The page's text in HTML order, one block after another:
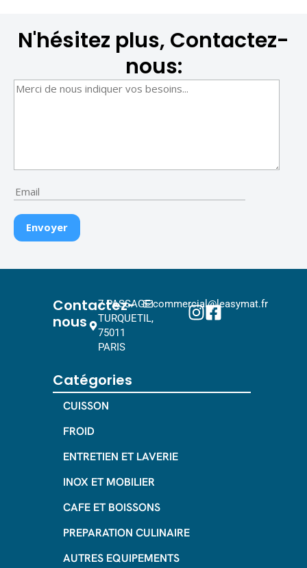
N'hésitez plus, Contactez-
nous:
Contactez-
nous
7 PASSAGE
TURQUETIL,
75011
PARIS
commercial@leasymat.fr
Catégories
CUISSON
FROID
ENTRETIEN ET LAVERIE
INOX ET MOBILIER
CAFE ET BOISSONS
PREPARATION CULINAIRE
AUTRES EQUIPEMENTS